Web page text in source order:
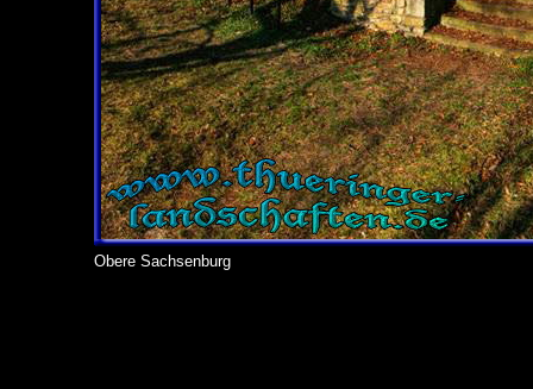
Obere Sachsenburg